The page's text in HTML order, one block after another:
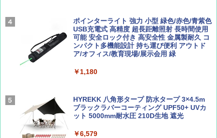
AIRLINE（エアライン）2026年9月号【特
集】ボーイング110周年を祝して！
￥1,760
新しい日本地理 地図・統計・移動から読み
解く (講談社現代新書)
￥1,540
ーティング フルクローズ メッシュ 3-4人用
簡単設置 ポップアップテント エクルベージ
ュ(BC仕様) PATC-150B(EB)
￥9,990
イド ブラックコーティング フルクローズ メ
ッシュ 4人用 簡単設置 ポップアップテント P
ATCW-150B エクルベージュ
￥-
ポインターライト 強力 小型 緑色/赤色/青紫色
USB充電式 高精度 超長距離照射 長時間使用
可能 安全ロック付き 高安全性 金属製耐久 コ
ンパクト多機能設計 持ち運び便利 アウトド
ア/オフィス/教育現場/展示会用 緑
￥1,180
HYREKK 八角形タープ 防水タープ 3×4.5m
ブラックラバーコーティング UPF50+ UVカ
ット 5000mm耐水圧 210D生地 遮光
￥6,579